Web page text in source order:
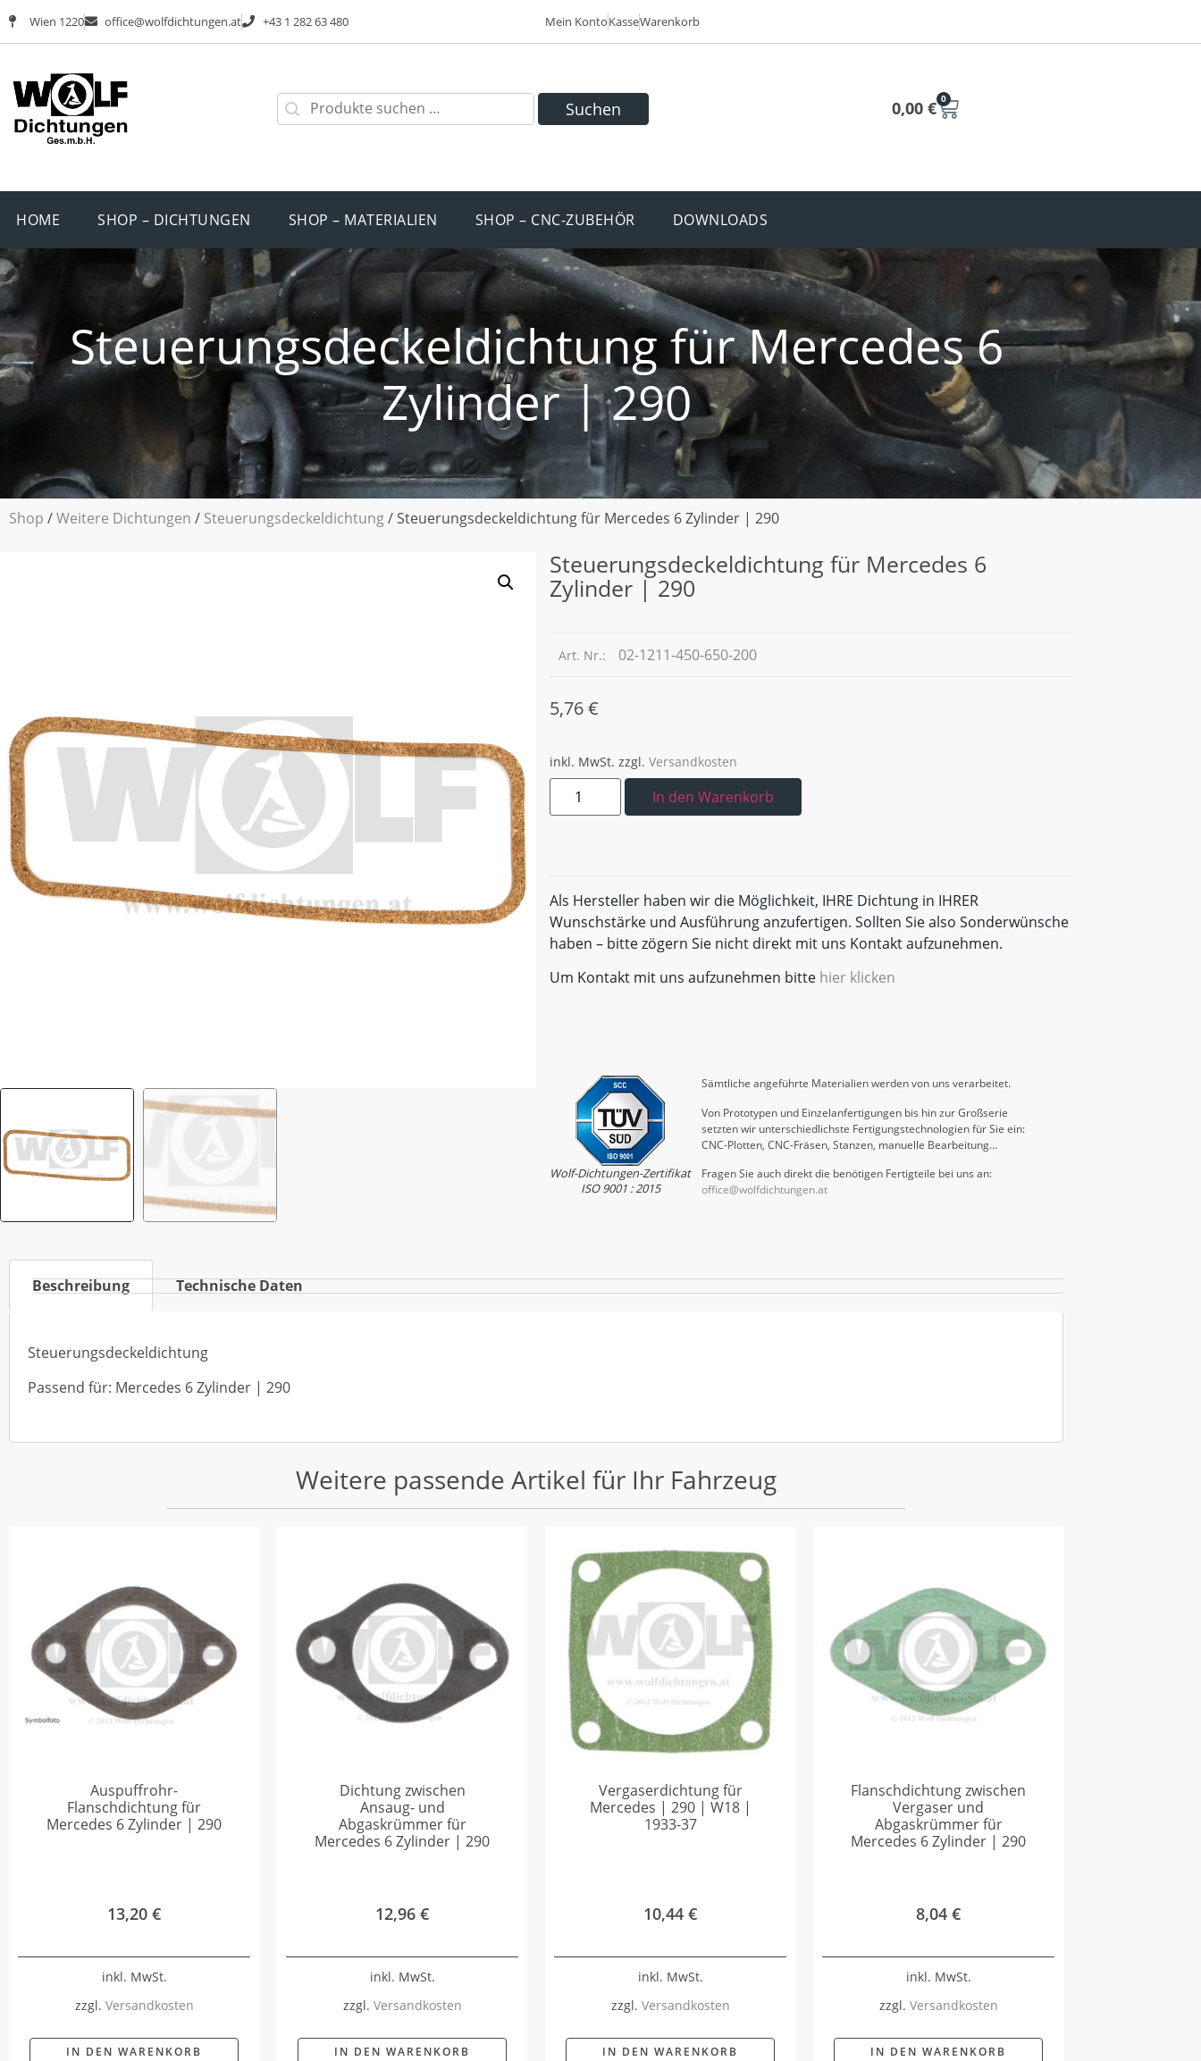
Wien 1220 office@wolfdichtungen.at +43 1 282 63 480 Mein KontoKasseWarenkorb
Suchen 0,00 € 0
HOME SHOP – DICHTUNGEN SHOP – MATERIALIEN SHOP – CNC-ZUBEHÖR DOWNLOADS
Steuerungsdeckeldichtung für Mercedes 6
Zylinder | 290
Shop /Weitere Dichtungen / Steuerungsdeckeldichtung/ Steuerungsdeckeldichtung für Mercedes 6 Zylinder | 290
Steuerungsdeckeldichtung für Mercedes 6
Zylinder | 290
Art. Nr.: 02-1211-450-650-200
5,76€
inkl. MwSt. zzgl. Versandkosten
In den Warenkorb
Als Hersteller haben wir die Möglichkeit, IHRE Dichtung in IHRER
Wunschstärke und Ausführung anzufertigen. Sollten Sie also Sonderwünsche
haben – bitte zögern Sie nicht direkt mit uns Kontakt aufzunehmen.
Um Kontakt mit uns aufzunehmen bitte hier klicken
Wolf-Dichtungen-Zertifikat
ISO 9001 : 2015
Sämtliche angeführte Materialien werden von uns verarbeitet.
Von Prototypen und Einzelanfertigungen bis hin zur Großserie
setzten wir unterschiedlichste Fertigungstechnologien für Sie ein:
CNC-Plotten, CNC-Fräsen, Stanzen, manuelle Bearbeitung…
Fragen Sie auch direkt die benötigen Fertigteile bei uns an:
office@wolfdichtungen.at
Beschreibung Technische Daten
Steuerungsdeckeldichtung
Passend für: Mercedes 6 Zylinder | 290
Weitere passende Artikel für Ihr Fahrzeug
Auspuffrohr-
Flanschdichtung für
Mercedes 6 Zylinder | 290
13,20 €
inkl. MwSt.
zzgl. Versandkosten
IN DEN WARENKORB
Dichtung zwischen
Ansaug- und
Abgaskrümmer für
Mercedes 6 Zylinder | 290
12,96 €
inkl. MwSt.
zzgl. Versandkosten
IN DEN WARENKORB
Vergaserdichtung für
Mercedes | 290 | W18 |
1933-37
10,44 €
inkl. MwSt.
zzgl. Versandkosten
IN DEN WARENKORB
Flanschdichtung zwischen
Vergaser und
Abgaskrümmer für
Mercedes 6 Zylinder | 290
8,04 €
inkl. MwSt.
zzgl. Versandkosten
IN DEN WARENKORB